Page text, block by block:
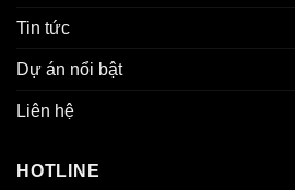
Tin tức
Dự án nổi bật
Liên hệ
HOTLINE